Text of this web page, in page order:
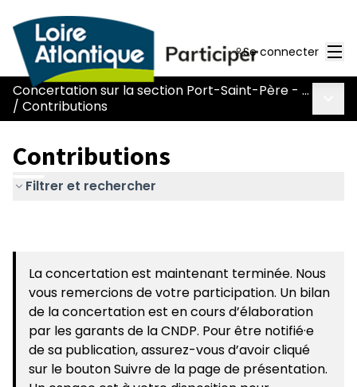
Se connecter
Concertation sur la section Port-Saint-Père - Le Pont Béranger de la route Nantes-Pornic
/ Contributions
Contributions
Filtrer et rechercher
La concertation est maintenant terminée. Nous
vous remercions de votre participation. Un bilan
de la concertation est en cours d’élaboration
par les garants de la CNDP. Pour être notifié·e
de sa publication, assurez-vous d’avoir cliqué
sur le bouton Suivre de la page de présentation.